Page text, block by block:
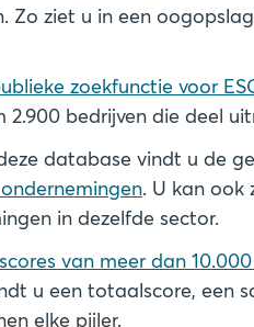
Zo ziet u in een
zoekfunctie voor
2.900 bedrijven die deel
database vindt u de
. U kan ook
in dezelfde sector.
van meer dan
u een totaalscore, een
elke pijler.